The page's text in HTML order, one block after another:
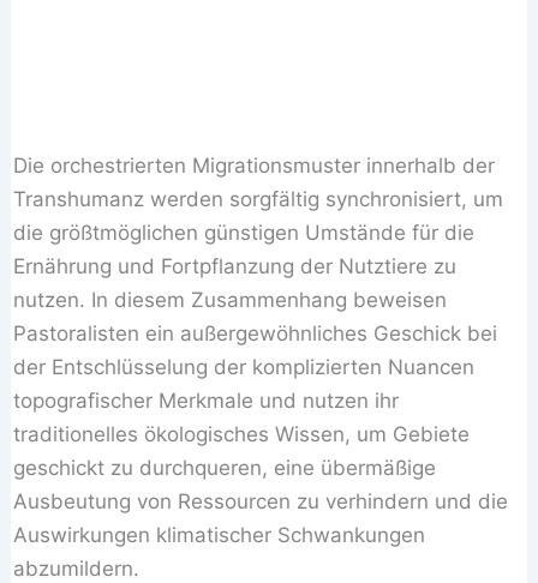
Die orchestrierten Migrationsmuster innerhalb der
Transhumanz werden sorgfältig synchronisiert, um
die größtmöglichen günstigen Umstände für die
Ernährung und Fortpflanzung der Nutztiere zu
nutzen. In diesem Zusammenhang beweisen
Pastoralisten ein außergewöhnliches Geschick bei
der Entschlüsselung der komplizierten Nuancen
topografischer Merkmale und nutzen ihr
traditionelles ökologisches Wissen, um Gebiete
geschickt zu durchqueren, eine übermäßige
Ausbeutung von Ressourcen zu verhindern und die
Auswirkungen klimatischer Schwankungen
abzumildern.